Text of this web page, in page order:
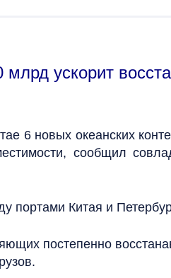
ускорит
6 новых океанских
сообщил
портами Китая и
постепенно